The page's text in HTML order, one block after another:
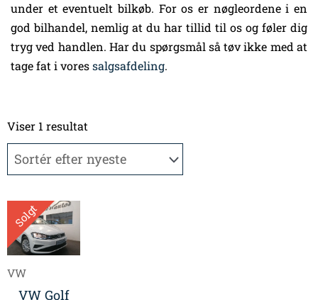
under et eventuelt bilkøb. For os er nøgleordene i en
god bilhandel, nemlig at du har tillid til os og føler dig
tryg ved handlen. Har du spørgsmål så tøv ikke med at
tage fat i voressalgsafdeling.
Viser 1 resultat
Solgt
VW
VW Golf